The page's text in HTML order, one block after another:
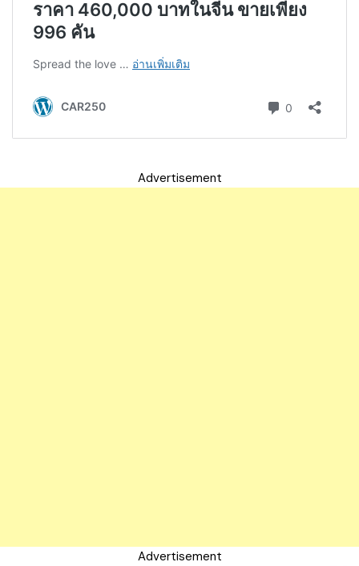
Advertisement
Advertisement